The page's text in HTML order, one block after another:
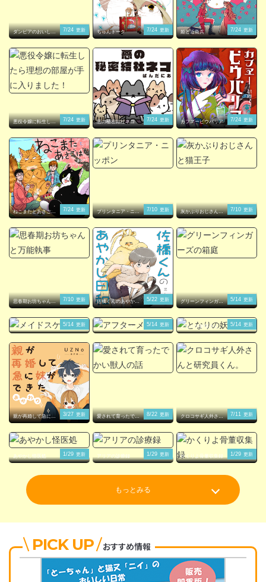
PICK UP おすすめ情報
ダンピアのおいしい
冒険
7/24 更新 ちゅんトーク 7/24 更新 姫と近衛兵 7/24 更新
悪役令嬢に転生した
ら理想の部屋が手に
7/24 更新 悪の秘密結社ネコ 7/24 更新 カフヱーピウパリア 7/24 更新
ねこまたとあさごは
ん
7/24 更新
プリンタニア・ニッ
ポン
7/10 更新
灰かぶりおじさんと
猫王子
7/10 更新
思春期お坊ちゃんと
万能執事
7/10 更新
佐橋くんのあやかし
日和
5/22 更新
グリーンフィンガー
ズの箱庭
5/14 更新
メイドスケーター 5/14 更新 アフターメルヘン 5/14 更新 となりの妖怪さん 5/14 更新
親が再婚して急に妹
ができた
3/27 更新
愛されて育ったでか
い獣人の話
8/22 更新
クロコサギ人外さん
と研究員くん。
7/11 更新
あやかし怪医処 1/29 更新 アリアの診療録 1/29 更新 かくりよ骨董収集録 1/29 更新
もっとみる